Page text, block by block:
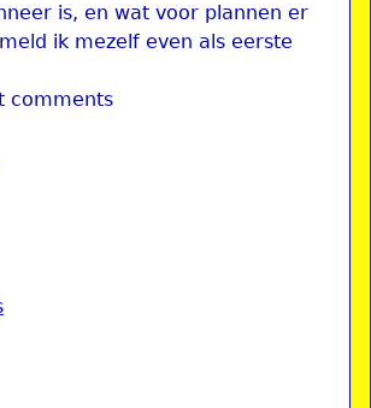
is, en wat voor plannen er
ik mezelf even als eerste
comments